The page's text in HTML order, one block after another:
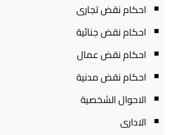
احكام نقض تجارى
احكام نقض جنائية
احكام نقض عمال
احكام نقض مدنية
الاحوال الشخصية
الادارى